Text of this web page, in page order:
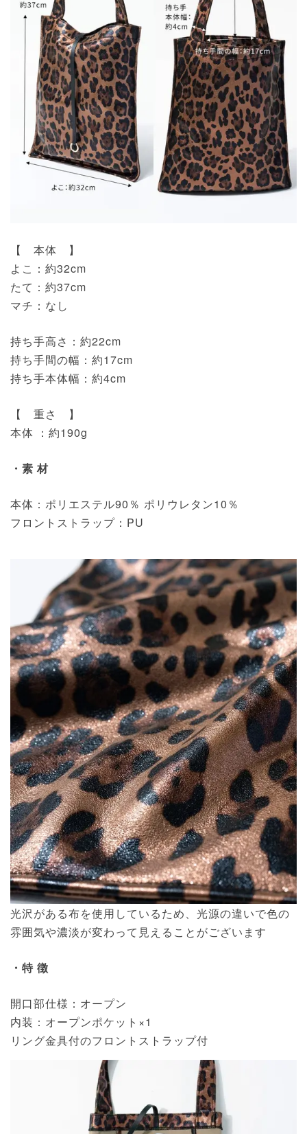
【 本体 】
よこ：約32cm
たて：約37cm
マチ：なし
持ち手高さ：約22cm
持ち手間の幅：約17cm
持ち手本体幅：約4cm
【 重さ 】
本体 ：約190g
・素 材
本体：ポリエステル90％ ポリウレタン10％
フロントストラップ：PU
光沢がある布を使用しているため、光源の違いで色の
雰囲気や濃淡が変わって見えることがございます
・特 徴
開口部仕様：オープン
内装：オープンポケット×1
リング金具付のフロントストラップ付